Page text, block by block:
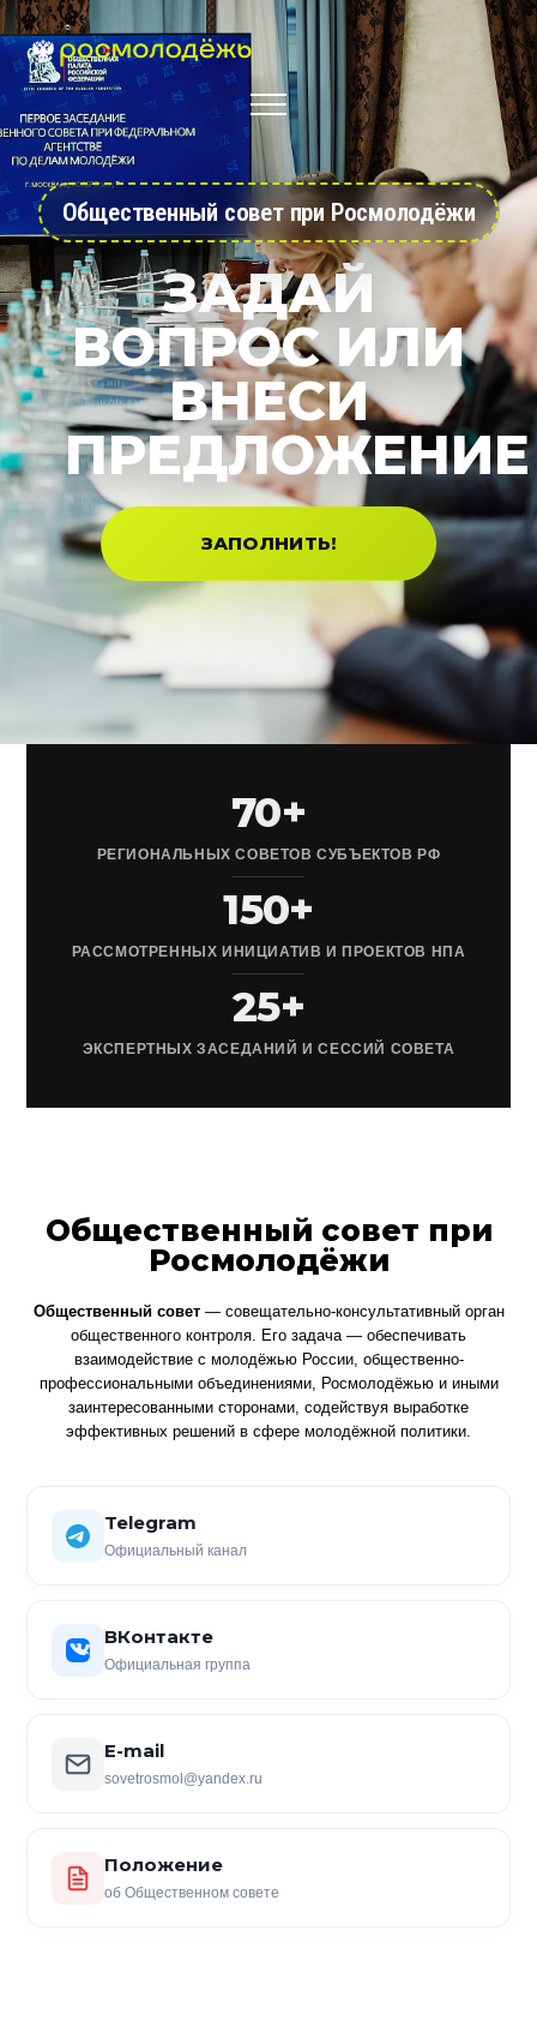
Общественный совет при Росмолодёжи
ЗАДАЙ
ВОПРОС ИЛИ
ВНЕСИ
ПРЕДЛОЖЕНИЕ
ЗАПОЛНИТЬ!
70+
РЕГИОНАЛЬНЫХ СОВЕТОВ СУБЪЕКТОВ РФ
150+
РАССМОТРЕННЫХ ИНИЦИАТИВ И ПРОЕКТОВ НПА
25+
ЭКСПЕРТНЫХ ЗАСЕДАНИЙ И СЕССИЙ СОВЕТА
Общественный совет при
Росмолодёжи
Общественный совет— совещательно-консультативный орган
общественного контроля. Его задача — обеспечивать
взаимодействие с молодёжью России, общественно-
профессиональными объединениями, Росмолодёжью и иными
заинтересованными сторонами, содействуя выработке
эффективных решений в сфере молодёжной политики.
Telegram
Официальный канал
ВКонтакте
Официальная группа
E-mail
sovetrosmol@yandex.ru
Положение
об Общественном совете